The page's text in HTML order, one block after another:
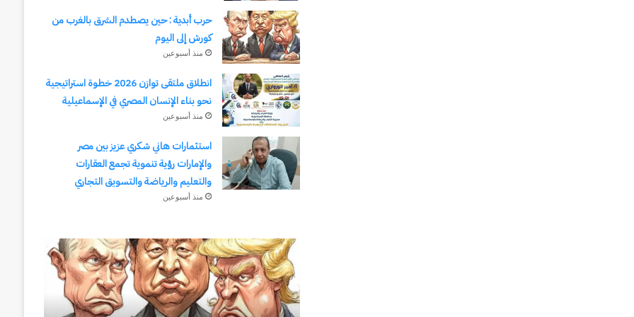
حرب أبدية : حين يصطدم الشرق بالغرب من
كورش إلى اليوم
منذ أسبوعين
انطلاق ملتقى توازن 2026 خطوة استراتيجية
نحو بناء الإنسان المصري في الإسماعيلية
منذ أسبوعين
استثمارات هاني شكري عزيز بين مصر
والإمارات رؤية تنموية تجمع العقارات
والتعليم والرياضة والتسويق التجاري
منذ أسبوعين
وكالة
الـ
CIA
و